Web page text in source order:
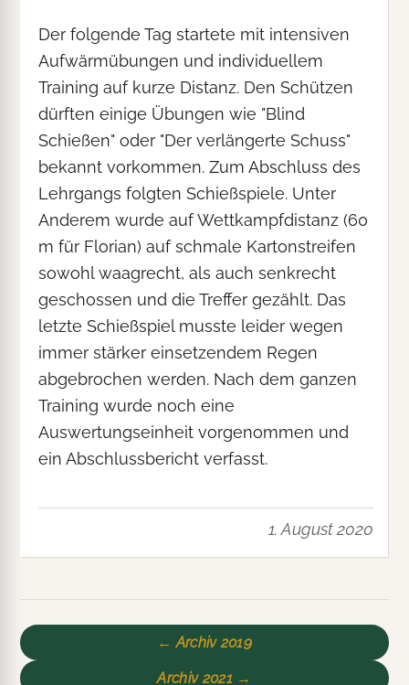
Der folgende Tag startete mit intensiven
Aufwärmübungen und individuellem
Training auf kurze Distanz. Den Schützen
dürften einige Übungen wie "Blind
Schießen" oder "Der verlängerte Schuss"
bekannt vorkommen. Zum Abschluss des
Lehrgangs folgten Schießspiele. Unter
Anderem wurde auf Wettkampfdistanz (60
m für Florian) auf schmale Kartonstreifen
sowohl waagrecht, als auch senkrecht
geschossen und die Treffer gezählt. Das
letzte Schießspiel musste leider wegen
immer stärker einsetzendem Regen
abgebrochen werden. Nach dem ganzen
Training wurde noch eine
Auswertungseinheit vorgenommen und
ein Abschlussbericht verfasst.
1. August 2020
← Archiv 2019
Archiv 2021 →